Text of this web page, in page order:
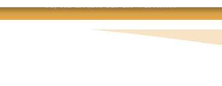
Ja, ich möchte auf die Warteliste